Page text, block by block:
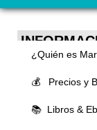
¿Quién es
💰 Precios y
📚 Libros &